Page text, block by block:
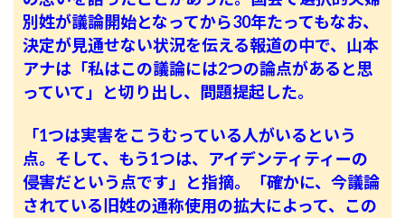
別姓が議論開始となってから30年たってもなお、
決定が見通せない状況を伝える報道の中で、山本
アナは「私はこの議論には2つの論点があると思
っていて」と切り出し、問題提起した。
「1つは実害をこうむっている人がいるという
点。そして、もう1つは、アイデンティティーの
侵害だという点です」と指摘。「確かに、今議論
されている旧姓の通称使用の拡大によって、この